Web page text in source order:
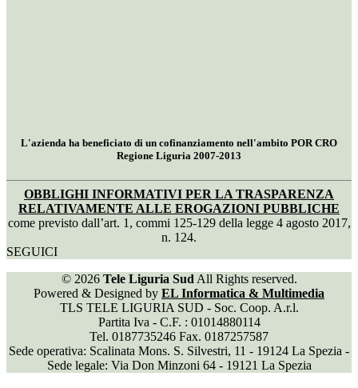
L'azienda ha beneficiato di un cofinanziamento nell'ambito POR CRO
Regione Liguria 2007-2013
OBBLIGHI INFORMATIVI PER LA TRASPARENZA
RELATIVAMENTE ALLE EROGAZIONI PUBBLICHE
come previsto dall’art. 1, commi 125-129 della legge 4 agosto 2017,
n. 124.
SEGUICI
© 2026 Tele Liguria Sud All Rights reserved.
Powered & Designed by EL Informatica & Multimedia
TLS TELE LIGURIA SUD - Soc. Coop. A.r.l.
Partita Iva - C.F. : 01014880114
Tel. 0187735246 Fax. 0187257587
Sede operativa: Scalinata Mons. S. Silvestri, 11 - 19124 La Spezia -
Sede legale: Via Don Minzoni 64 - 19121 La Spezia